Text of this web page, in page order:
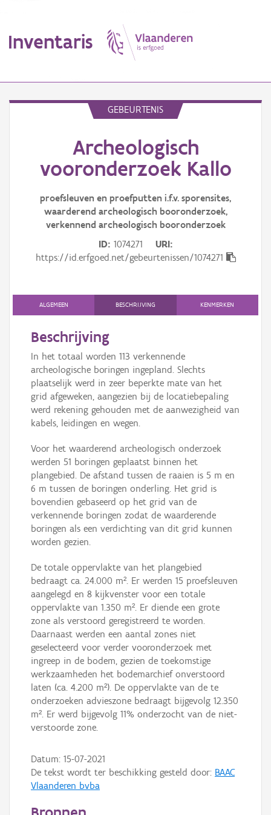
Inventaris
Aanduidingsobject
Waarneming
Gebeurtenis
Downloads
Hergebruik
Aanmelden
GEBEURTENIS
Archeologisch
vooronderzoek Kallo
proefsleuven en proefputten i.f.v. sporensites,
waarderend archeologisch booronderzoek,
verkennend archeologisch booronderzoek
ID 1074271
URI
https://id.erfgoed.net/gebeurtenissen/1074271
ALGEMEEN BESCHRIJVING KENMERKEN
Beschrijving
In het totaal worden 113 verkennende
archeologische boringen ingepland. Slechts
plaatselijk werd in zeer beperkte mate van het
grid afgeweken, aangezien bij de locatiebepaling
werd rekening gehouden met de aanwezigheid van
kabels, leidingen en wegen.
Voor het waarderend archeologisch onderzoek
werden 51 boringen geplaatst binnen het
plangebied. De afstand tussen de raaien is 5 m en
6 m tussen de boringen onderling. Het grid is
bovendien gebaseerd op het grid van de
verkennende boringen zodat de waarderende
boringen als een verdichting van dit grid kunnen
worden gezien.
De totale oppervlakte van het plangebied
bedraagt ca. 24.000 m². Er werden 15 proefsleuven
aangelegd en 8 kijkvenster voor een totale
oppervlakte van 1.350 m². Er diende een grote
zone als verstoord geregistreerd te worden.
Daarnaast werden een aantal zones niet
geselecteerd voor verder vooronderzoek met
ingreep in de bodem, gezien de toekomstige
werkzaamheden het bodemarchief onverstoord
laten (ca. 4.200 m²). De oppervlakte van de te
onderzoeken advieszone bedraagt bijgevolg 12.350
m². Er werd bijgevolg 11% onderzocht van de niet-
verstoorde zone.
Datum: 15-07-2021
De tekst wordt ter beschikking gesteld door: BAAC
Vlaanderen bvba